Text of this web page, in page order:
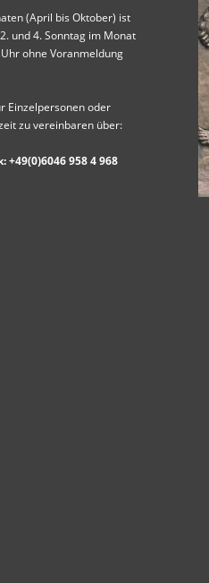
(April bis Oktober) ist
und 4. Sonntag im Monat
ohne Voranmeldung
Einzelpersonen oder
zu vereinbaren über:
+49(0)6046 958 4 968